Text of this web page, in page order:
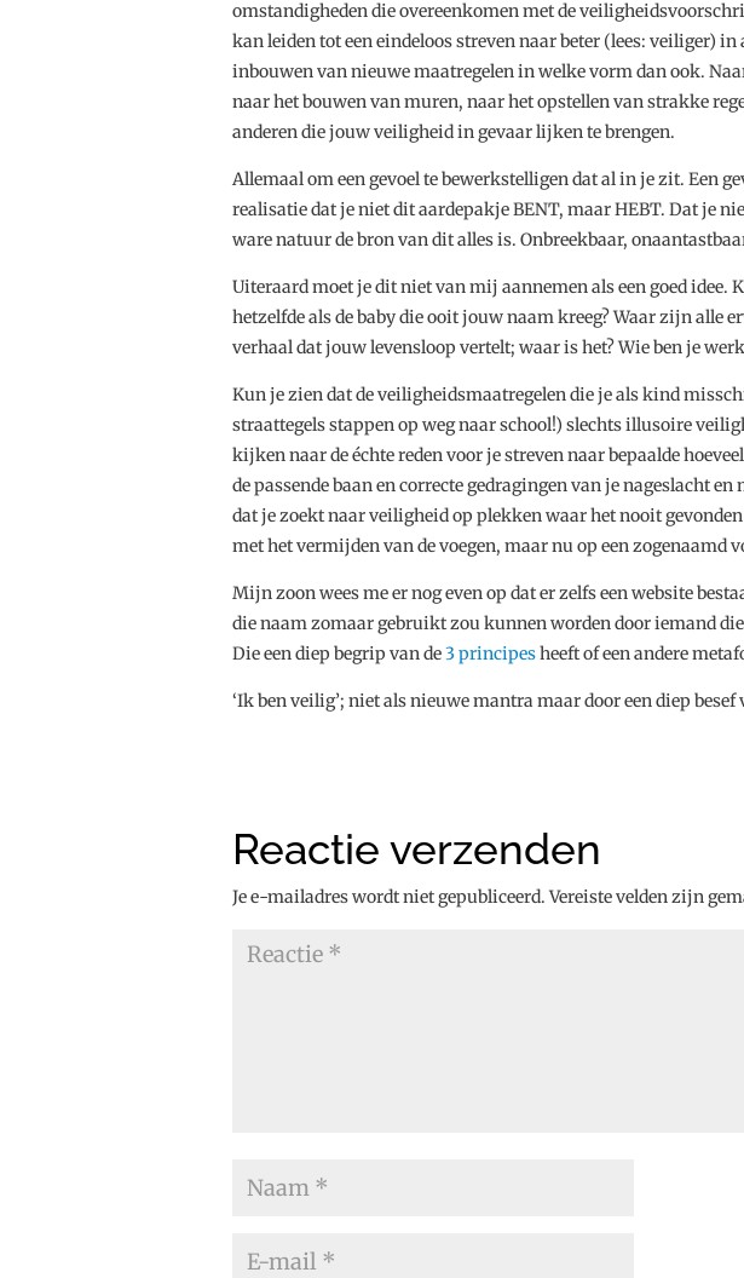
omstandigheden die overeenkomen met de
kan leiden tot een eindeloos streven naar beter (lees: veiliger)
inbouwen van nieuwe maatregelen in welke vorm dan ook.
naar het bouwen van muren, naar het opstellen van strakke
anderen die jouw veiligheid in gevaar lijken te brengen.
Allemaal om een gevoel te bewerkstelligen dat al in je zit. Een
realisatie dat je niet dit aardepakje BENT, maar HEBT. Dat je
ware natuur de bron van dit alles is. Onbreekbaar,
Uiteraard moet je dit niet van mij aannemen als een goed idee.
hetzelfde als de baby die ooit jouw naam kreeg? Waar zijn alle
verhaal dat jouw levensloop vertelt; waar is het? Wie ben je
Kun je zien dat de veiligheidsmaatregelen die je als kind
straattegels stappen op weg naar school!) slechts illusoire
kijken naar de échte reden voor je streven naar bepaalde
de passende baan en correcte gedragingen van je nageslacht
dat je zoekt naar veiligheid op plekken waar het nooit
met het vermijden van de voegen, maar nu op een zogenaamd
Mijn zoon wees me er nog even op dat er zelfs een website
die naam zomaar gebruikt zou kunnen worden door iemand
Die een diep begrip van de3 principesheeft of een andere
‘Ik ben veilig’; niet als nieuwe mantra maar door een diep
Reactie verzenden
Je e-mailadres wordt niet gepubliceerd. Vereiste velden zijn